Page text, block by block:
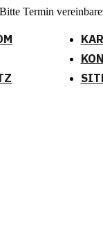
Termin